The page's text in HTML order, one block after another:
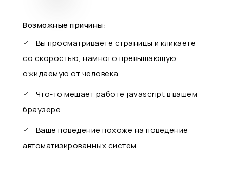
Возможные причины:
Вы просматриваете страницы и кликаете
со скоростью, намного превышающую
ожидаемую от человека
Что-то мешает работе javascript в вашем
браузере
Ваше поведение похоже на поведение
автоматизированных систем